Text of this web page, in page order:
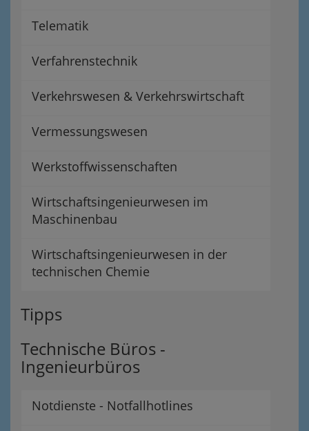
Telematik
Verfahrenstechnik
Verkehrswesen & Verkehrswirtschaft
Vermessungswesen
Werkstoffwissenschaften
Wirtschaftsingenieurwesen im
Maschinenbau
Wirtschaftsingenieurwesen in der
technischen Chemie
Tipps
Technische Büros -
Ingenieurbüros
Notdienste - Notfallhotlines